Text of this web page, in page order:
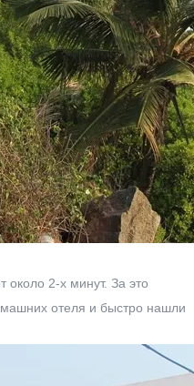
около 2-х минут. За это
отеля и быстро нашли